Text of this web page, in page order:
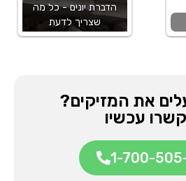
הדברת יונים - כל מה
שצריך לדעת
את המזיקים?
עכשיו
1-700-